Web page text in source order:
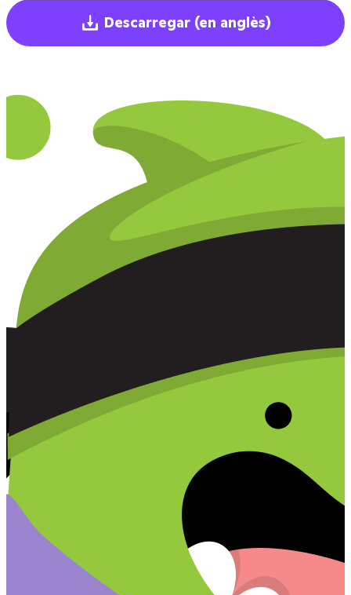
Descarregar (en anglès)